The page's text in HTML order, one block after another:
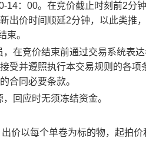
14：00。在竞价截止时刻前2分
出价时间顺延2分钟，以此类推
束。
在竞价结束前通过交易系统表
受并遵照执行本交易规则的各
合同必要条款。
回应时无须冻结资金。
价以每个单卷为标的物，起拍